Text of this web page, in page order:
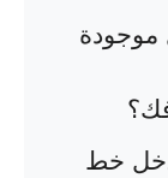
موجودة
خط